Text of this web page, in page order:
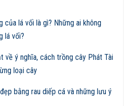
của lá vối là gì? Những ai không
lá vối?
về ý nghĩa, cách trồng cây Phát Tài
loại cây
bằng rau diếp cá và những lưu ý